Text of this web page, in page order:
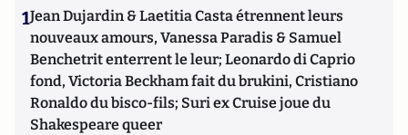
1Jean Dujardin & Laetitia Casta étrennent leurs
nouveaux amours, Vanessa Paradis & Samuel
Benchetrit enterrent le leur; Leonardo di Caprio
fond, Victoria Beckham fait du brukini, Cristiano
Ronaldo du bisco-fils; Suri ex Cruise joue du
Shakespeare queer